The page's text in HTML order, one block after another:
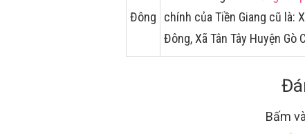
Đông
chính của Tiền Giang cũ là:
Đông, Xã Tân Tây Huyện Gò
Bấm